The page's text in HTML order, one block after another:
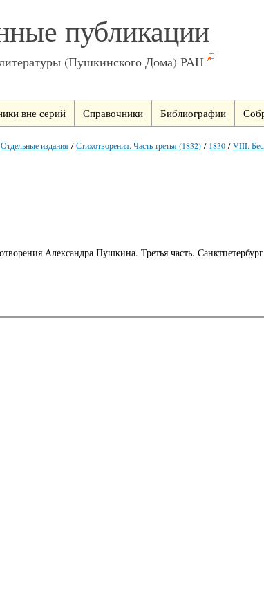
публикации
(Пушкинского Дома) РАН
вне серий Справочники Библиографии
Отдельные издания /Стихотворения. Часть третья (1832) / 1830 /VIII.
Александра Пушкина. Третья часть.